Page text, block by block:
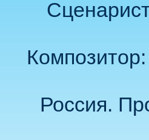
Россия.